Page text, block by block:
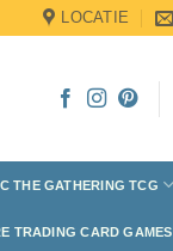
LOCATIE
THE GATHERING TCG
TRADING CARD GAMES